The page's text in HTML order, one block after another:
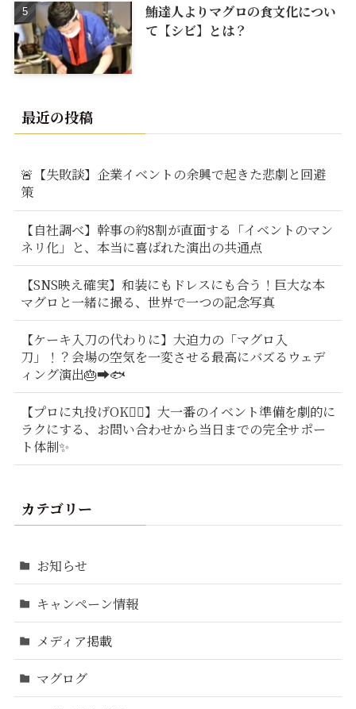
鮪達人よりマグロの食文化につい
て【シビ】とは？
最近の投稿
🚨【失敗談】企業イベントの余興で起きた悲劇と回避
策
【自社調べ】幹事の約8割が直面する「イベントのマン
ネリ化」と、本当に喜ばれた演出の共通点
【SNS映え確実】和装にもドレスにも合う！巨大な本
マグロと一緒に撮る、世界で一つの記念写真
【ケーキ入刀の代わりに】大迫力の「マグロ入
刀」！？会場の空気を一変させる最高にバズるウェデ
ィング演出🎂➡️🐟
【プロに丸投げOK🙆‍♂️】大一番のイベント準備を劇的に
ラクにする、お問い合わせから当日までの完全サポー
ト体制✨
カテゴリー
お知らせ
キャンペーン情報
メディア掲載
マグログ